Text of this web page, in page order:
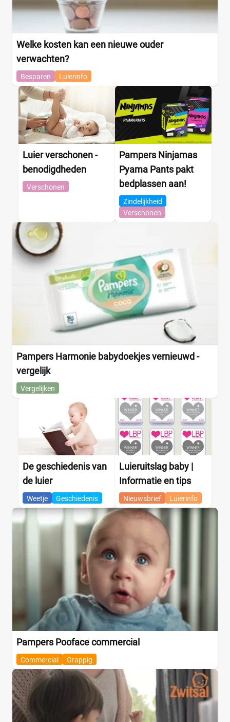
Welke kosten kan een nieuwe ouder
verwachten?
Besparen Luierinfo
Luier verschonen -
benodigdheden
Verschonen
Pampers Ninjamas
Pyama Pants pakt
bedplassen aan!
Zindelijkheid
Verschonen
Pampers Harmonie babydoekjes vernieuwd -
vergelijk
Vergelijken
De geschiedenis van
de luier
Weetje Geschiedenis
Luieruitslag baby |
Informatie en tips
Nieuwsbrief Luierinfo
Pampers Pooface commercial
Commercial Grappig